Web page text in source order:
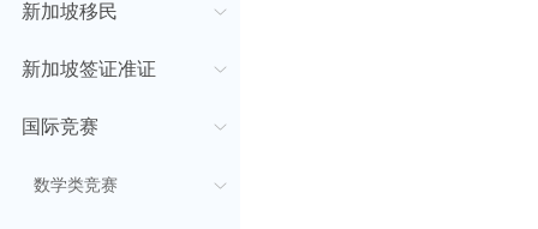
新加坡移民
新加坡签证准证
国际竞赛
数学类竞赛